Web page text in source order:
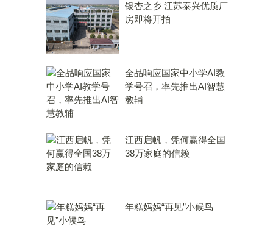
银杏之乡 江苏泰兴优质厂
房即将开拍
全品响应国家中小学AI教
学号召，率先推出AI智慧
教辅
江西启帆，凭何赢得全国
38万家庭的信赖
年糕妈妈“再见”小候鸟